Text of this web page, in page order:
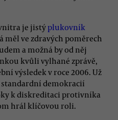
je jistý plukovník
měl ve zdravých poměrech
a možná by od něj
kvůli vylhané zprávě,
výsledek v roce 2006. Už
demokracií
k diskreditaci protivníka
hrál klíčovou roli.